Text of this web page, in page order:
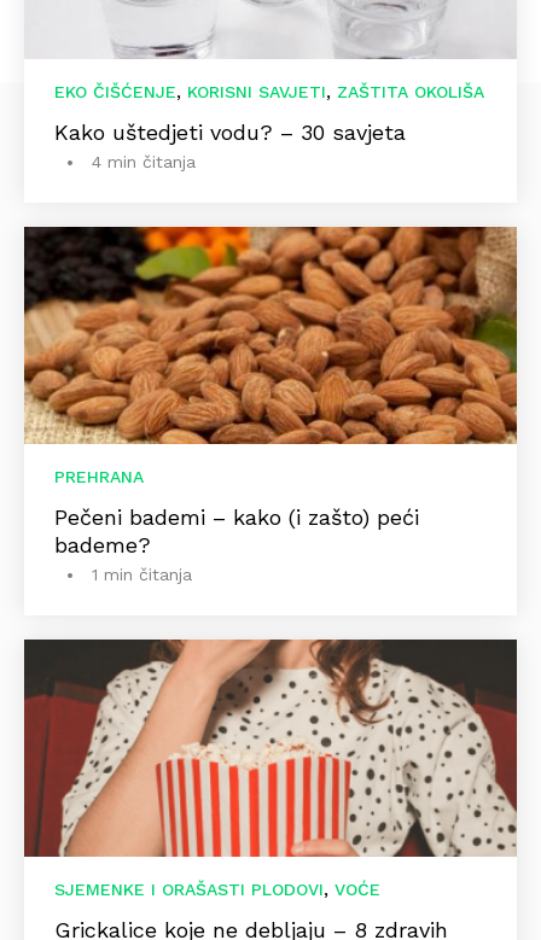
EKO ČIŠĆENJE, KORISNI SAVJETI, ZAŠTITA OKOLIŠA
Kako uštedjeti vodu? – 30 savjeta
4 min čitanja
PREHRANA
Pečeni bademi – kako (i zašto) peći
bademe?
1 min čitanja
SJEMENKE I ORAŠASTI PLODOVI, VOĆE
Grickalice koje ne debljaju – 8 zdravih